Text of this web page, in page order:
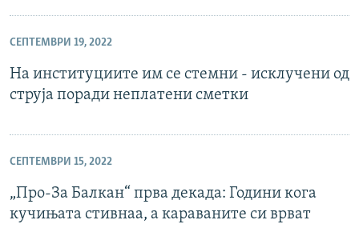
СЕПТЕМВРИ 19, 2022
На институциите им се стемни - исклучени од
струја поради неплатени сметки
СЕПТЕМВРИ 15, 2022
„Про-За Балкан“ прва декада: Години кога
кучињата стивнаа, а караваните си врват